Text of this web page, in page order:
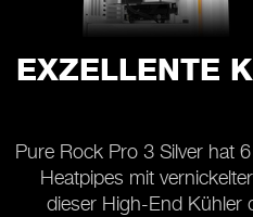
EXZELLENTE
Pure Rock Pro 3 Silver hat
Heatpipes mit
dieser High-End Kühler